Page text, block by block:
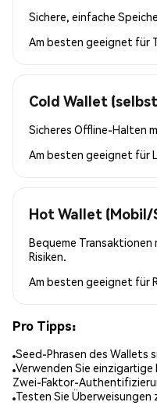
Sichere, einfache
Am besten geeignet für
Cold Wallet
Sicheres Offline-Halten
Am besten geeignet für
Hot Wallet
Bequeme
Risiken.
Am besten geeignet für
Pro Tipps:
Seed-Phrasen des Wallets
Verwenden Sie
Zwei-Faktor-
Testen Sie